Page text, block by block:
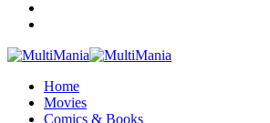
Home
Movies
Comics & Books